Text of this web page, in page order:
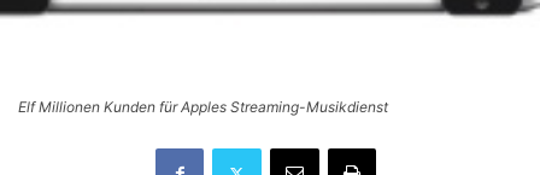
Elf Millionen Kunden für Apples Streaming-Musikdienst